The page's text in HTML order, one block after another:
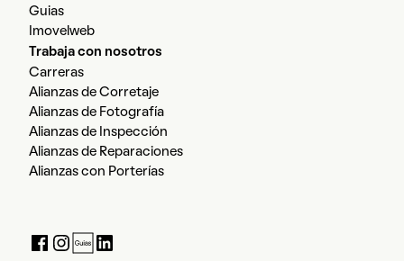
Guias
Imovelweb
Trabaja con nosotros
Carreras
Alianzas de Corretaje
Alianzas de Fotografía
Alianzas de Inspección
Alianzas de Reparaciones
Alianzas con Porterías